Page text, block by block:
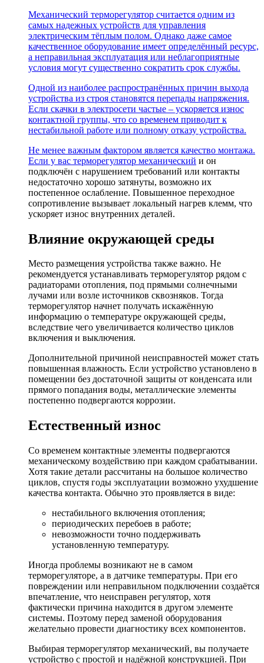
Механический терморегулятор считается одним из
самых надежных устройств для управления
электрическим тёплым полом. Однако даже самое
качественное оборудование имеет определённый ресурс,
а неправильная эксплуатация или неблагоприятные
условия могут существенно сократить срок службы.
Одной из наиболее распространённых причин выхода
устройства из строя становятся перепады напряжения.
Если скачки в электросети частые – ускоряется износ
контактной группы, что со временем приводит к
нестабильной работе или полному отказу устройства.
Не менее важным фактором является качество монтажа.
Если у вас терморегулятор механический и он
подключён с нарушением требований или контакты
недостаточно хорошо затянуты, возможно их
постепенное ослабление. Повышенное переходное
сопротивление вызывает локальный нагрев клемм, что
ускоряет износ внутренних деталей.
Влияние окружающей среды
Место размещения устройства также важно. Не
рекомендуется устанавливать терморегулятор рядом с
радиаторами отопления, под прямыми солнечными
лучами или возле источников сквозняков. Тогда
терморегулятор начнет получать искажённую
информацию о температуре окружающей среды,
вследствие чего увеличивается количество циклов
включения и выключения.
Дополнительной причиной неисправностей может стать
повышенная влажность. Если устройство установлено в
помещении без достаточной защиты от конденсата или
прямого попадания воды, металлические элементы
постепенно подвергаются коррозии.
Естественный износ
Со временем контактные элементы подвергаются
механическому воздействию при каждом срабатывании.
Хотя такие детали рассчитаны на большое количество
циклов, спустя годы эксплуатации возможно ухудшение
качества контакта. Обычно это проявляется в виде:
нестабильного включения отопления;
периодических перебоев в работе;
невозможности точно поддерживать
установленную температуру.
Иногда проблемы возникают не в самом
терморегуляторе, а в датчике температуры. При его
повреждении или неправильном подключении создаётся
впечатление, что неисправен регулятор, хотя
фактически причина находится в другом элементе
системы. Поэтому перед заменой оборудования
желательно провести диагностику всех компонентов.
Выбирая терморегулятор механический, вы получаете
устройство с простой и надёжной конструкцией. При